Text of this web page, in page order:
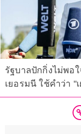
รัฐบาลปักกิ่งไม่พอ
เยอรมนี ใช้คำว่า